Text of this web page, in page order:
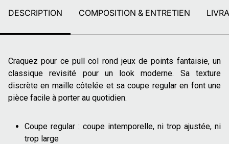
DESCRIPTION COMPOSITION & ENTRETIEN
Craquez pour ce pull col rond jeux de points fantaisie, un
classique revisité pour un look moderne. Sa texture
discrète en maille côtelée et sa coupe regular en font une
pièce facile à porter au quotidien.
Coupe regular : coupe intemporelle, ni trop ajustée, ni
trop large